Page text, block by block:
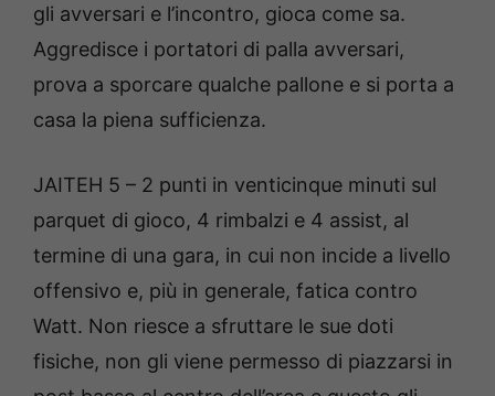
gli avversari e l’incontro, gioca come sa.
Aggredisce i portatori di palla avversari,
prova a sporcare qualche pallone e si porta a
casa la piena sufficienza.
JAITEH 5 – 2 punti in venticinque minuti sul
parquet di gioco, 4 rimbalzi e 4 assist, al
termine di una gara, in cui non incide a livello
offensivo e, più in generale, fatica contro
Watt. Non riesce a sfruttare le sue doti
fisiche, non gli viene permesso di piazzarsi in